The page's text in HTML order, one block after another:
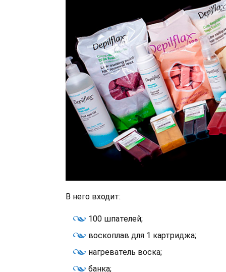
В него входит:
100 шпателей;
воскоплав для 1 картриджа;
нагреватель воска;
банка;